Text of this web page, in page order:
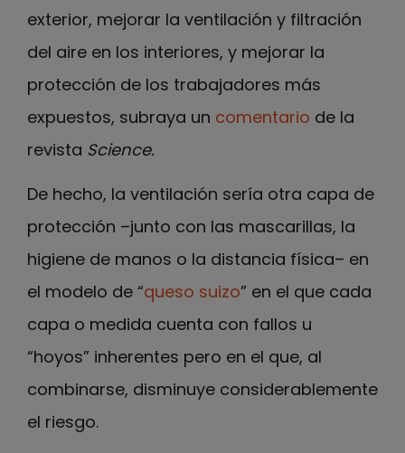
exterior, mejorar la ventilación y filtración
del aire en los interiores, y mejorar la
protección de los trabajadores más
expuestos, subraya un comentario de la
revista Science.
De hecho, la ventilación sería otra capa de
protección –junto con las mascarillas, la
higiene de manos o la distancia física– en
el modelo de “queso suizo” en el que cada
capa o medida cuenta con fallos u
“hoyos” inherentes pero en el que, al
combinarse, disminuye considerablemente
el riesgo.